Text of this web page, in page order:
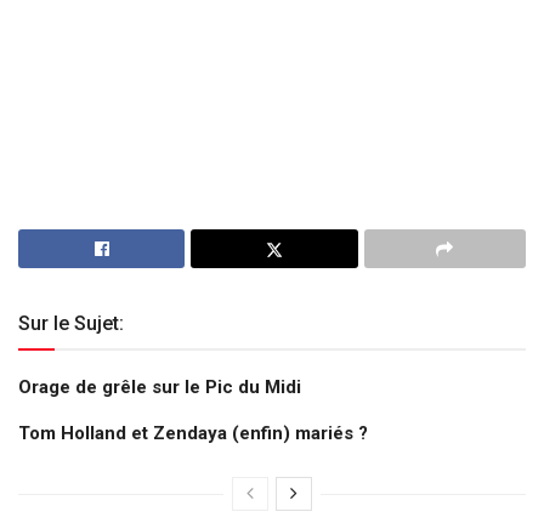
Sur le Sujet:
Orage de grêle sur le Pic du Midi
Tom Holland et Zendaya (enfin) mariés ?